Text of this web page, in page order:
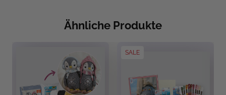
Ähnliche Produkte
SALE